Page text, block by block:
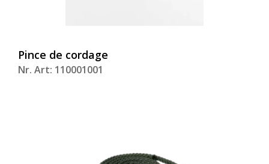
Pince de cordage
Nr. Art: 110001001